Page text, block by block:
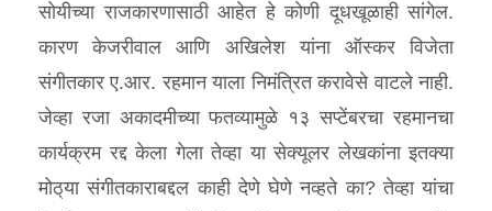
सोयीच्या राजकारणासाठी आहेत हे कोणी दूधखूळाही सांगेल.
कारण केजरीवाल आणि अखिलेश यांना ऑस्कर विजेता
संगीतकार ए.आर. रहमान याला निमंत्रित करावेसे वाटले नाही.
जेव्हा रजा अकादमीच्या फतव्यामुळे १३ सप्टेंबरचा रहमानचा
कार्यक्रम रद्द केला गेला तेव्हा या सेक्यूलर लेखकांना इतक्या
मोठ्‌या संगीतकाराबद्दल काही देणे घेणे नव्हते का? तेव्हा यांचा